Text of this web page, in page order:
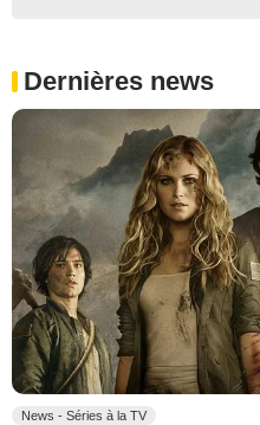
Dernières news
News - Séries à la TV